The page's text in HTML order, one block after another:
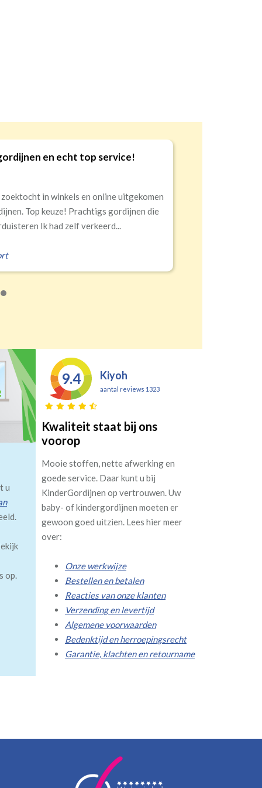
en echt top service!
zoektocht in winkels en online uitgekomen
Top keuze! Prachtigs gordijnen die
Ik had zelf verkeerd...
u
op.
9.4 Kiyoh
aantal reviews 1323
Kwaliteit staat bij ons
voorop
Mooie stoffen, nette afwerking en
goede service. Daar kunt u bij
KinderGordijnen op vertrouwen. Uw
baby- of kindergordijnen moeten er
gewoon goed uitzien. Lees hier meer
over:
Onze werkwijze
Bestellen en betalen
Reacties van onze klanten
Verzending en levertijd
Algemene voorwaarden
Bedenktijd en herroepingsrecht
Garantie, klachten en retourname